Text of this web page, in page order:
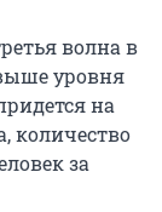
волна в
уровня
на
количество
за